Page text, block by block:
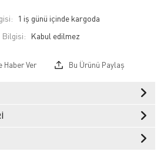
1 iş günü içinde kargoda
Bilgisi:
Haber Ver Bu Ürünü Paylaş